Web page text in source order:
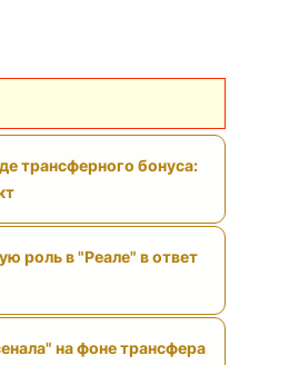
трансферного бонуса:
роль в "Реале" в ответ
на фоне трансфера